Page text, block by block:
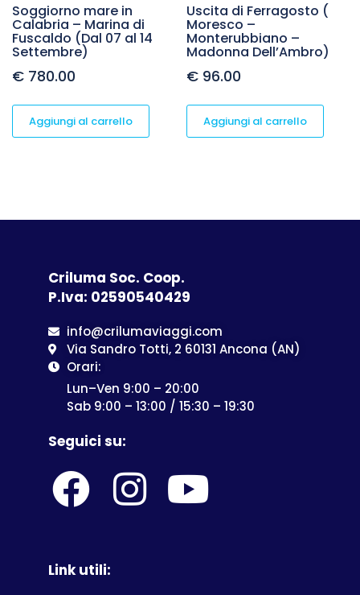
Soggiorno mare in
Calabria – Marina di
Fuscaldo (Dal 07 al 14
Settembre)
€ 780.00
Aggiungi al carrello
Uscita di Ferragosto (
Moresco –
Monterubbiano –
Madonna Dell’Ambro)
€ 96.00
Aggiungi al carrello
Criluma Soc. Coop.
P.Iva: 02590540429
info@crilumaviaggi.com
Via Sandro Totti, 2 60131 Ancona (AN)
Orari:
Lun–Ven 9:00 – 20:00
Sab 9:00 – 13:00 / 15:30 – 19:30
Seguici su:
Link utili: